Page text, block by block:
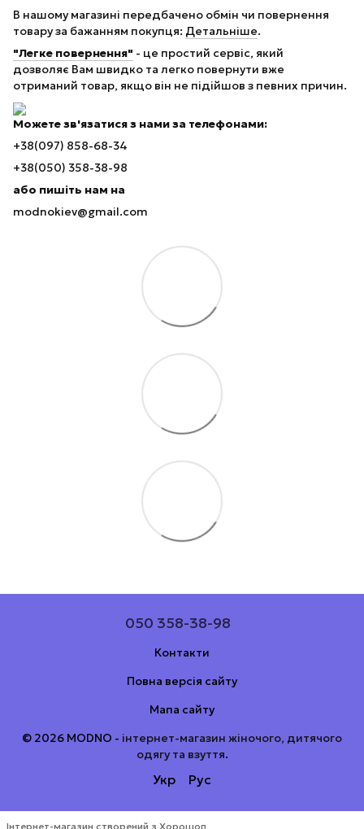
В нашому магазині передбачено обмін чи повернення
товару за бажанням покупця: Детальніше.
"Легке повернення" - це простий сервіс, який
дозволяє Вам швидко та легко повернути вже
отриманий товар, якщо він не підійшов з певних причин.
Можете зв'язатися з нами за телефонами:
+38(097) 858-68-34
+38(050) 358-38-98
або пишіть нам на
modnokiev@gmail.com
050 358-38-98
Контакти
Повна версія сайту
Мапа сайту
© 2026 MODNO - інтернет-магазин жіночого, дитячого
одягу та взуття.
Укр Рус
Інтернет-магазин створений з Хорошоп